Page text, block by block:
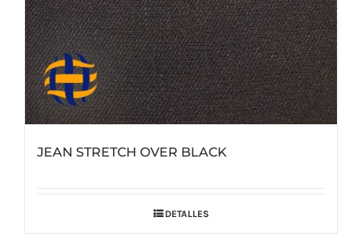
JEAN STRETCH OVER BLACK
DETALLES